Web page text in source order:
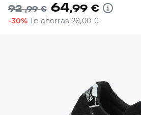
92,99 € 64,99 €
-30% Te ahorras 28,00 €